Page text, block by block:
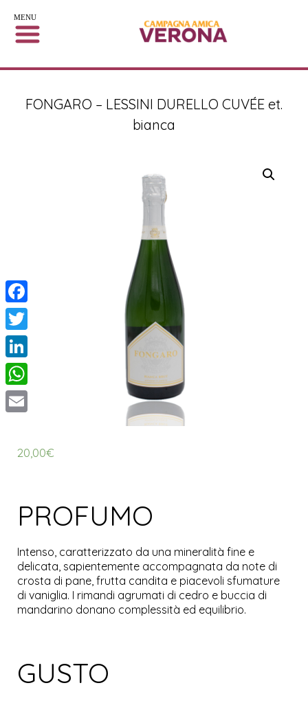
MENU
FONGARO – LESSINI DURELLO CUVÉE et.
bianca
20,00€
PROFUMO
Intenso, caratterizzato da una mineralità fine e
delicata, sapientemente accompagnata da note di
crosta di pane, frutta candita e piacevoli sfumature
di vaniglia. I rimandi agrumati di cedro e buccia di
mandarino donano complessità ed equilibrio.
GUSTO
Facebook
Twitter
LinkedIn
WhatsApp